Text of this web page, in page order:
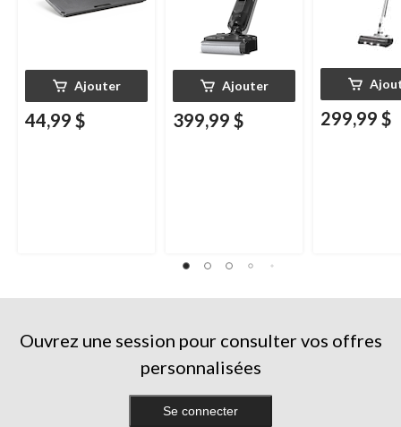
Ajouter
44,99 $
Ajouter
399,99 $ 299,99 $
Ouvrez une session pour consulter vos offres
personnalisées
Se connecter